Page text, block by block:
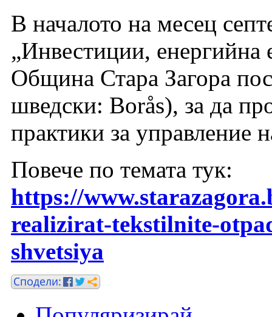
В началото на месец
„Инвестиции, енергийна
Община Стара Загора
шведски: Borås), за да
практики за управление
Повече по темата тук:
https://
realizirat-tekstilnite-
shvetsiya